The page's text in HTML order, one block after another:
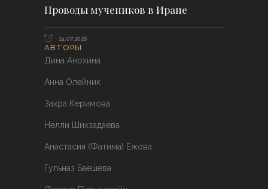
Проводы мучеников в Иране
24.07.2026
АВТОРЫ
Дина Анохина
Анна Олейник
Захра Керимова
Нелли Шихзадаева
Анастасия (Фатима) Ежова
Гульназ Баешева